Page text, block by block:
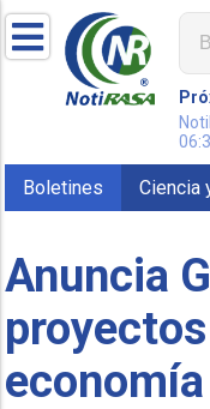
Boletines Ciencia
Anuncia